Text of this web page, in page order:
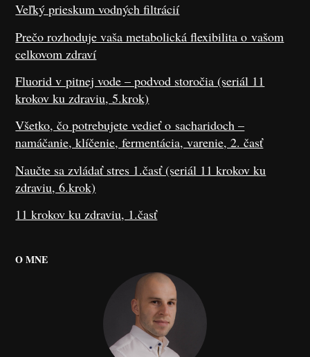
Veľký prieskum vodných filtrácií
Prečo rozhoduje vaša metabolická flexibilita o vašom
celkovom zdraví
Fluorid v pitnej vode – podvod storočia (seriál 11
krokov ku zdraviu, 5.krok)
Všetko, čo potrebujete vedieť o sacharidoch –
namáčanie, klíčenie, fermentácia, varenie, 2. časť
Naučte sa zvládať stres 1.časť (seriál 11 krokov ku
zdraviu, 6.krok)
11 krokov ku zdraviu, 1.časť
O MNE